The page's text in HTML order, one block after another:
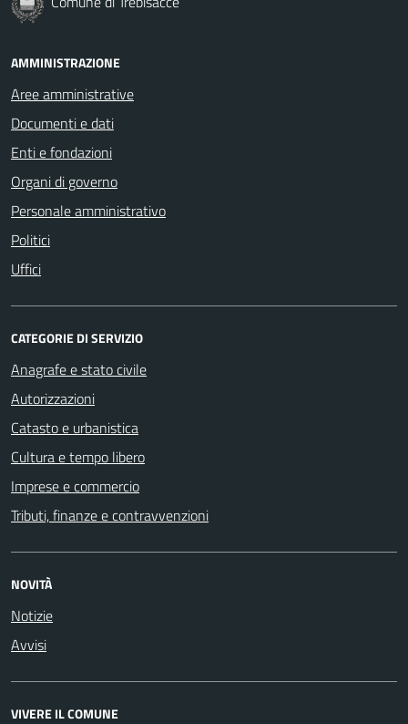
AMMINISTRAZIONE
Aree amministrative
Documenti e dati
Enti e fondazioni
Organi di governo
Personale amministrativo
Politici
Uffici
CATEGORIE DI SERVIZIO
Anagrafe e stato civile
Autorizzazioni
Catasto e urbanistica
Cultura e tempo libero
Imprese e commercio
Tributi, finanze e contravvenzioni
NOVITÀ
Notizie
Avvisi
VIVERE IL COMUNE